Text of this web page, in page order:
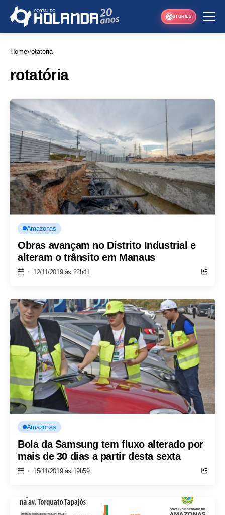
STORIES
Home rotatória
rotatória
Amazonas
Obras avançam no Distrito Industrial e
alteram o trânsito em Manaus
12/11/2019 às 22h41
Amazonas
Bola da Samsung tem fluxo alterado por
mais de 30 dias a partir desta sexta
15/11/2019 às 19h59